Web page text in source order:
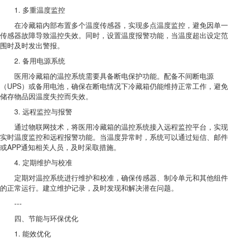
1. 多重温度监控
在冷藏箱内部布置多个温度传感器，实现多点温度监控，避免因单一
传感器故障导致温控失效。同时，设置温度报警功能，当温度超出设定范
围时及时发出警报。
2. 备用电源系统
医用冷藏箱的温控系统需要具备断电保护功能。配备不间断电源
（UPS）或备用电池，确保在断电情况下冷藏箱仍能维持正常工作，避免
储存物品因温度失控而失效。
3. 远程监控与报警
通过物联网技术，将医用冷藏箱的温控系统接入远程监控平台，实现
实时温度监控和远程报警功能。当温度异常时，系统可以通过短信、邮件
或APP通知相关人员，及时采取措施。
4. 定期维护与校准
定期对温控系统进行维护和校准，确保传感器、制冷单元和其他组件
的正常运行。建立维护记录，及时发现和解决潜在问题。
---
四、节能与环保优化
1. 能效优化